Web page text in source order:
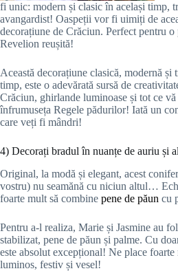
fi unic: modern și clasic în același timp,
avangardist! Oaspeții vor fi uimiți de
decorațiune de Crăciun. Perfect pentru o
Revelion reușită!
Această decorațiune clasică, modernă și
timp, este o adevărată sursă de
Crăciun, ghirlande luminoase și tot ce
înfrumuseța Regele pădurilor! Iată un
care veți fi mândri!
4) Decorați bradul în nuanțe de auriu și
Original, la modă și elegant, acest
vostru) nu seamănă cu niciun altul…
foarte mult să combine pene de păun cu
Pentru a-l realiza, Marie și Jasmine au
stabilizat, pene de păun și palme. Cu
este absolut excepțional! Ne place foarte
luminos, festiv și vesel!